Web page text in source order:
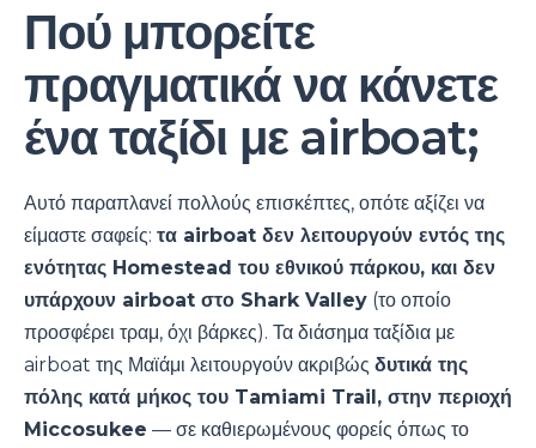
Πού μπορείτε
πραγματικά να κάνετε
ένα ταξίδι με airboat;
Αυτό παραπλανεί πολλούς επισκέπτες, οπότε αξίζει να
είμαστε σαφείς: τα airboat δεν λειτουργούν εντός της
ενότητας Homestead του εθνικού πάρκου, και δεν
υπάρχουν airboat στο Shark Valley (το οποίο
προσφέρει τραμ, όχι βάρκες). Τα διάσημα ταξίδια με
airboat της Μαϊάμι λειτουργούν ακριβώς δυτικά της
πόλης κατά μήκος του Tamiami Trail, στην περιοχή
Miccosukee — σε καθιερωμένους φορείς όπως το